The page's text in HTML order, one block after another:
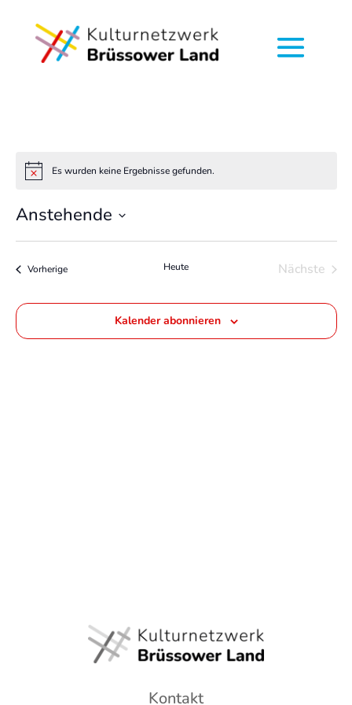
HinweisEs wurden keine Ergebnisse gefunden.
Anstehende
Datum
VorherigeVeranstaltungen Heute
Nächste
Kalender abonnieren
Kontakt